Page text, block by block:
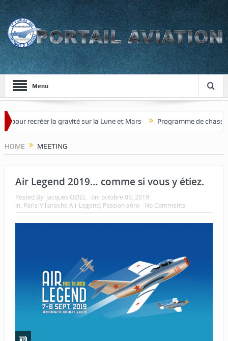
Menu
la gravité sur la Lune et Mars Programme de chasseur de
HOME MEETING
Air Legend 2019… comme si vous y étiez.
Posted By: Jacques OZIEL on: octobre 09, 2019
In: Paris-Villaroche Air Legend Passion aéro No Comments